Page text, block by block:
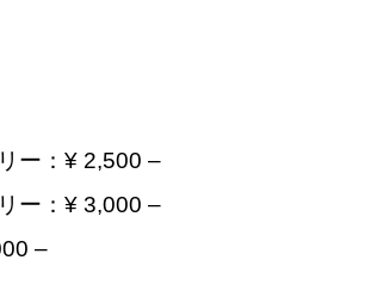
ー：¥ 2,500 –
ー：¥ 3,000 –
–